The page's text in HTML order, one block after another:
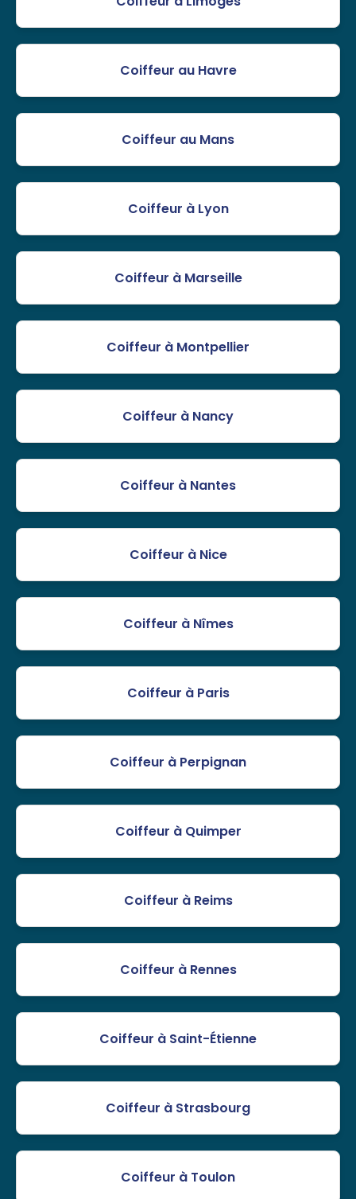
Coiffeur au Havre
Coiffeur au Mans
Coiffeur à Lyon
Coiffeur à Marseille
Coiffeur à Montpellier
Coiffeur à Nancy
Coiffeur à Nantes
Coiffeur à Nice
Coiffeur à Nîmes
Coiffeur à Paris
Coiffeur à Perpignan
Coiffeur à Quimper
Coiffeur à Reims
Coiffeur à Rennes
Coiffeur à Saint-Étienne
Coiffeur à Strasbourg
Coiffeur à Toulon